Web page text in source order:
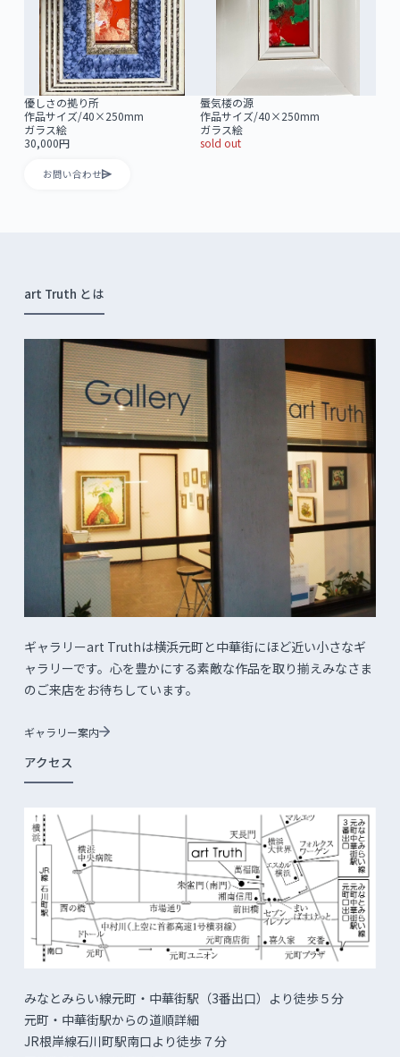
優しさの拠り所
作品サイズ/40×250mm
ガラス絵
30,000円
お問い合わせ
蜃気楼の源
作品サイズ/40×250mm
ガラス絵
sold out
art Truth とは
ギャラリーart Truthは横浜元町と中華街にほど近い小さなギ
ャラリーです。心を豊かにする素敵な作品を取り揃えみなさま
のご来店をお待ちしています。
ギャラリー案内
アクセス
みなとみらい線元町・中華街駅（3番出口）より徒歩５分
元町・中華街駅からの道順詳細
JR根岸線石川町駅南口より徒歩７分